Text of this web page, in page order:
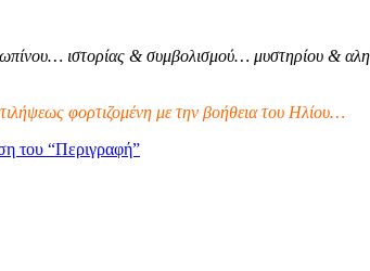
ιστορίας & συμβολισμού… μυστηρίου &
φορτιζομένη με την βοήθεια του Ηλίου…
του “Περιγραφή”